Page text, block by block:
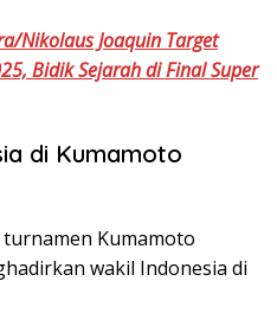
Nikolaus Joaquin Target
Bidik Sejarah di Final Super
di Kumamoto
Kumamoto
wakil Indonesia di